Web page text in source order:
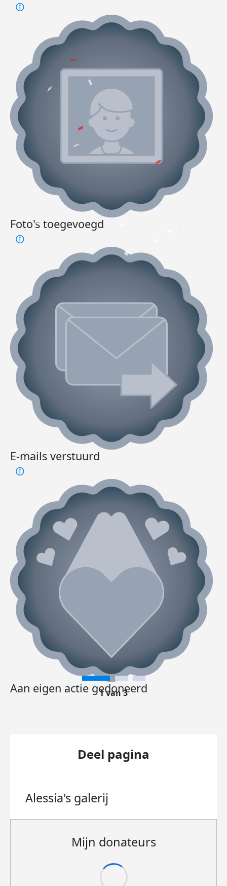
Foto's toegevoegd
E-mails verstuurd
Aan eigen actie gedoneerd
1 van 3
Deel pagina
Alessia's galerij
Mijn donateurs